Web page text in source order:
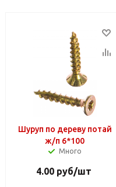
Шуруп по дереву потай
ж/п 6*100
Много
4.00руб/шт